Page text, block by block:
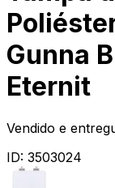
Gunna
Eternit
Vendido e
ID: 3503024